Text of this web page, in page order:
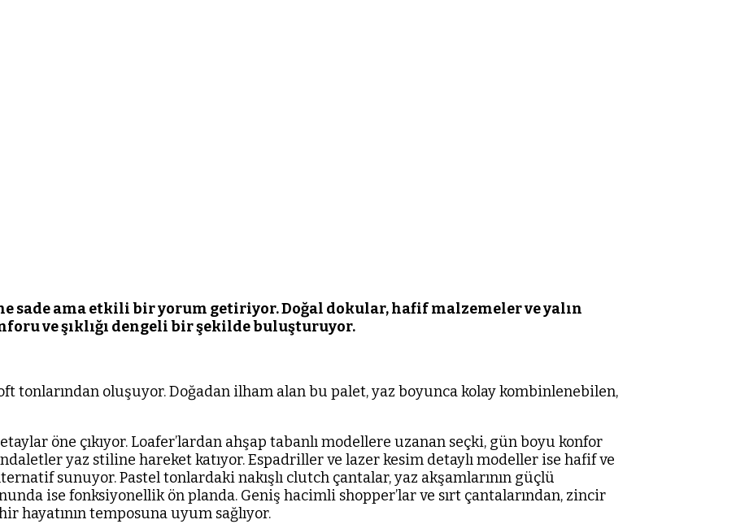
sade ama etkili bir yorum getiriyor. Doğal dokular, hafif malzemeler ve yalın
ve şıklığı dengeli bir şekilde buluşturuyor.
tonlarından oluşuyor. Doğadan ilham alan bu palet, yaz boyunca kolay kombinlenebilen,
öne çıkıyor. Loafer’lardan ahşap tabanlı modellere uzanan seçki, gün boyu konfor
yaz stiline hareket katıyor. Espadriller ve lazer kesim detaylı modeller ise hafif ve
sunuyor. Pastel tonlardaki nakışlı clutch çantalar, yaz akşamlarının güçlü
ise fonksiyonellik ön planda. Geniş hacimli shopper’lar ve sırt çantalarından, zincir
hayatının temposuna uyum sağlıyor.